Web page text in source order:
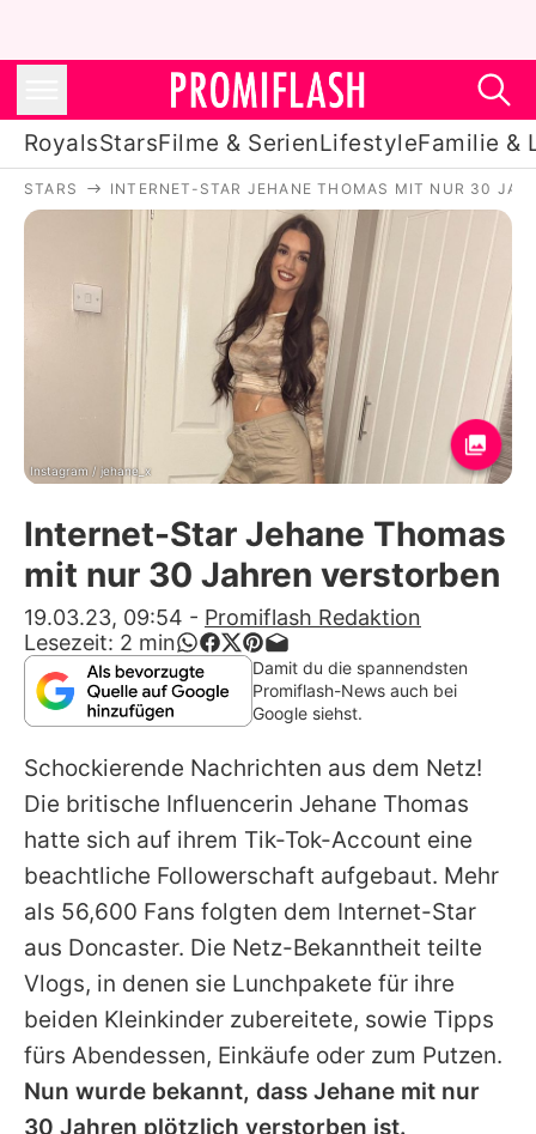
RoyalsStarsFilme & SerienLifestyleFamilie &
Royals
Stars
Filme & Serien
Lifestyle
Familie & Liebe
Promiflash Exklusiv
Alle Themen auf Promiflash
App runterladen
Team
Redaktionelle Richtlinien
Impressum
Nutzungsbedingungen
Utiq verwalten
STARS INTERNET-STAR JEHANE THOMAS MIT NUR 30
Instagram / jehane_x
Internet-Star Jehane Thomas
mit nur 30 Jahren verstorben
19.03.23, 09:54 - Promiflash Redaktion
Lesezeit: 2 min
Damit du die spannendsten
Promiflash-News auch bei
Google siehst.
Schockierende Nachrichten aus dem Netz!
Die britische Influencerin Jehane Thomas
hatte sich auf ihrem Tik-Tok-Account eine
beachtliche Followerschaft aufgebaut. Mehr
als 56,600 Fans folgten dem Internet-Star
aus Doncaster. Die Netz-Bekanntheit teilte
Vlogs, in denen sie Lunchpakete für ihre
beiden Kleinkinder zubereitete, sowie Tipps
fürs Abendessen, Einkäufe oder zum Putzen.
Nun wurde bekannt, dass Jehane mit nur
30 Jahren plötzlich verstorben ist.